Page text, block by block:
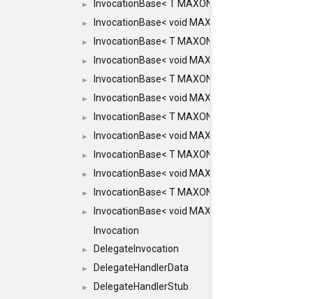
► InvocationBase< T
► InvocationBase< void
► InvocationBase< T
► InvocationBase< void
► InvocationBase< T
► InvocationBase< void
► InvocationBase< T
► InvocationBase< void
► InvocationBase< T
► InvocationBase< void
► InvocationBase< T
►
InvocationBase< void
Invocation
► DelegateInvocation
► DelegateHandlerData
► DelegateHandlerStub